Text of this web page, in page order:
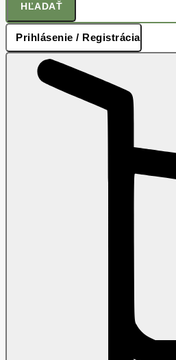
HĽADAŤ
Prihlásenie / Registrácia